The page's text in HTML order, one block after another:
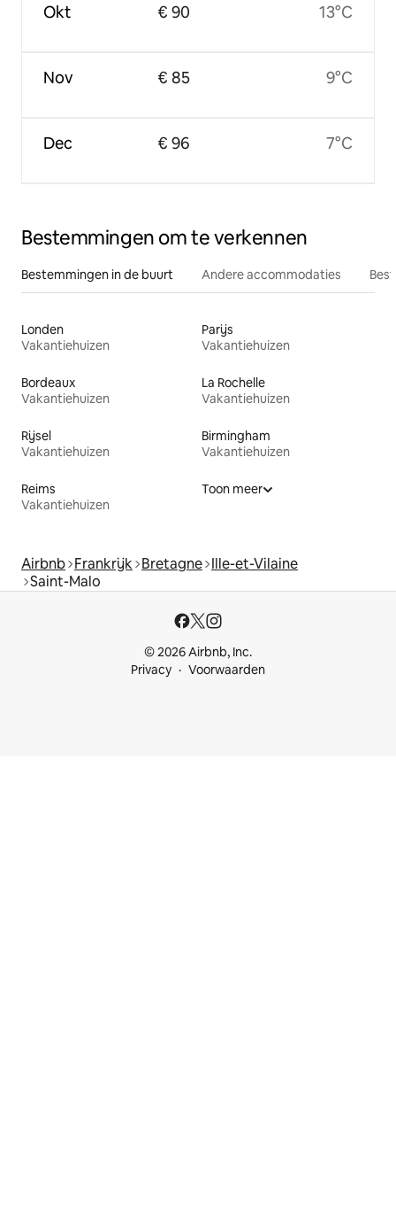
Okt
Nov
Dec
€ 90
€ 85
€ 96
13°C
9°C
7°C
Bestemmingen om te verkennen
Bestemmingen in de buurt Andere accommodaties
Londen
Vakantiehuizen
Parijs
Vakantiehuizen
Bordeaux
Vakantiehuizen
La Rochelle
Vakantiehuizen
Rijsel
Vakantiehuizen
Birmingham
Vakantiehuizen
Reims
Vakantiehuizen
Toon meer
Airbnb Frankrijk Bretagne Ille-et-Vilaine
Saint-Malo
© 2026 Airbnb, Inc.
Privacy
Voorwaarden